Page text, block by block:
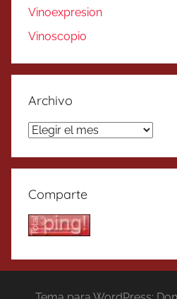
Vinoexpresion
Vinoscopio
Archivo
Archivo
Comparte